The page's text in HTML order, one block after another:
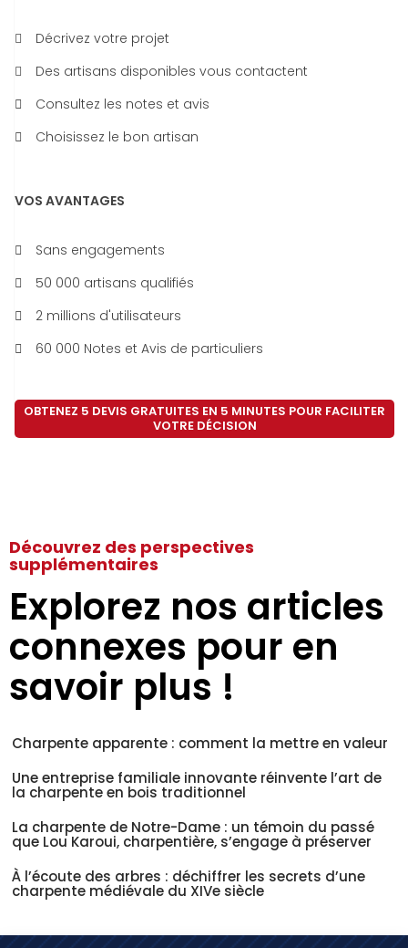
Décrivez votre projet
Des artisans disponibles vous contactent
Consultez les notes et avis
Choisissez le bon artisan
VOS AVANTAGES
Sans engagements
50 000 artisans qualifiés
2 millions d'utilisateurs
60 000 Notes et Avis de particuliers
OBTENEZ 5 DEVIS GRATUITES EN 5 MINUTES POUR FACILITER
VOTRE DÉCISION
Découvrez des perspectives
supplémentaires
Explorez nos articles
connexes pour en
savoir plus !
Charpente apparente : comment la mettre en valeur
Une entreprise familiale innovante réinvente l’art de
la charpente en bois traditionnel
La charpente de Notre-Dame : un témoin du passé
que Lou Karoui, charpentière, s’engage à préserver
À l’écoute des arbres : déchiffrer les secrets d’une
charpente médiévale du XIVe siècle